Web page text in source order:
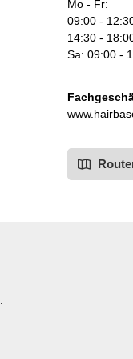
Mo - Fr:
09:00 -
14:30 -
Sa: 09:00 -